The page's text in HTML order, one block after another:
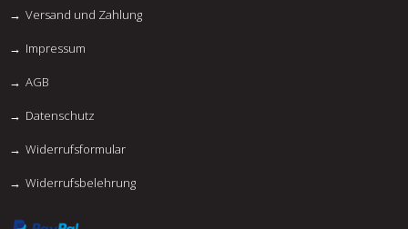
Versand und Zahlung
Impressum
AGB
Datenschutz
Widerrufsformular
Widerrufsbelehrung